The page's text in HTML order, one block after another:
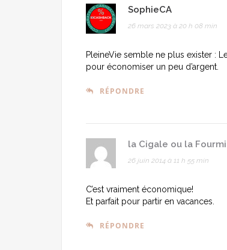
SophieCA
26 mars 2023 à 20 h 08 min
PleineVie semble ne plus exister :
pour économiser un peu d’argent.
RÉPONDRE
la Cigale ou la Fourmi
26 juin 2014 à 11 h 55 min
C’est vraiment économique!
Et parfait pour partir en vacances.
RÉPONDRE